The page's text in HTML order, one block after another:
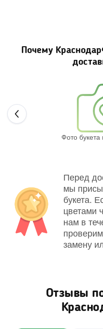
Почему
Фото букета
Перед
мы
букета.
цветами
нам в
замену
Отзывы